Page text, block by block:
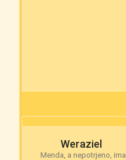
Weraziel
Menda, a nepotrjeno, ima